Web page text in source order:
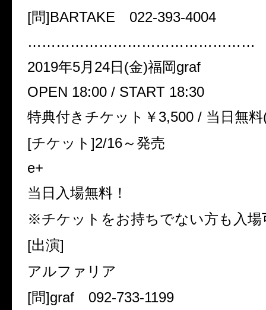
[問]BARTAKE 022-393-4004
…………………………………………
2019年5月24日(金)福岡graf
OPEN 18:00 / START 18:30
特典付きチケット￥3,500 / 当日無
[チケット]2/16～発売
e+
当日入場無料！
※チケットをお持ちでない方も入場
[出演]
アルファリア
[問]graf 092-733-1199